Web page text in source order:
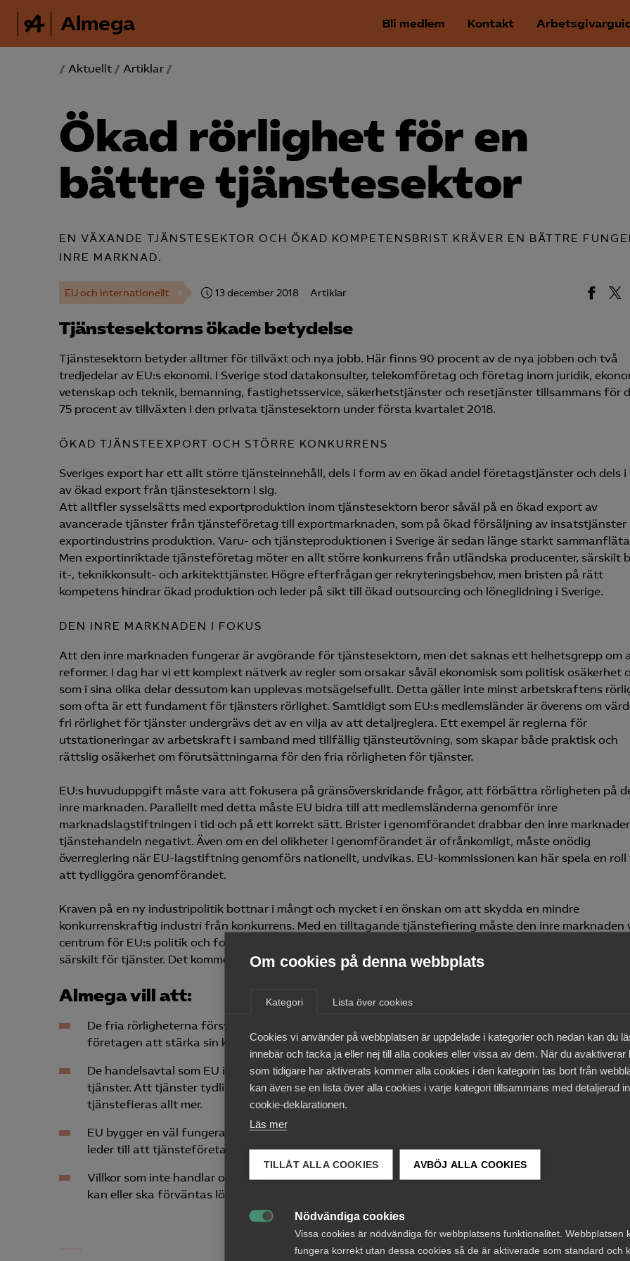
Om cookies på denna webbplats
Kategori Lista över cookies
Cookies vi använder på webbplatsen är uppdelade i kategorier och nedan kan du
innebär och tacka ja eller nej till alla cookies eller vissa av dem. När du avaktiverar
som tidigare har aktiverats kommer alla cookies i den kategorin tas bort från
kan även se en lista över alla cookies i varje kategori tillsammans med detaljerad
cookie-deklarationen.
Läs mer
TILLÅT ALLA COOKIES AVBÖJ ALLA COOKIES
Nödvändiga cookies
Vissa cookies är nödvändiga för webbplatsens funktionalitet. Webbplatsen
fungera korrekt utan dessa cookies så de är aktiverade som standard och
Almega Bli medlem Kontakt
/ Aktuellt / Artiklar /
Ökad rörlighet för en
bättre tjänstesektor
EN VÄXANDE TJÄNSTESEKTOR OCH ÖKAD KOMPETENSBRIST KRÄVER EN BÄTTRE
INRE MARKNAD.
EU och internationellt 13 december 2018 Artiklar
Tjänstesektorns ökade betydelse
Tjänstesektorn betyder alltmer för tillväxt och nya jobb. Här finns 90 procent av de nya jobben och två
tredjedelar av EU:s ekonomi. I Sverige stod datakonsulter, telekom­företag och företag inom juridik,
vetenskap och teknik, bemanning, fastighetsservice, säkerhetstjänster och resetjänster tillsammans för
75 procent av tillväxten i den privata tjänstesektorn under första kvartalet 2018.
ÖKAD TJÄNSTEEXPORT OCH STÖRRE KONKURRENS
Sveriges export har ett allt större tjänsteinnehåll, dels i form av en ökad andel företagstjänster och dels i
av ökad export från tjänstesektorn i sig.
Att alltfler sysselsätts med exportproduktion inom tjänstesektorn beror såväl på en ökad export av
avancerade tjänster från tjänste­företag till exportmarknaden, som på ökad försäljning av insatstjänster
exportindustrins produktion. Varu- och tjänsteproduktionen i Sverige är sedan länge starkt
Men exportinriktade tjänste­företag möter en allt större konkurrens från utländska producenter, särskilt
it-, teknikkonsult- och arkitekttjänster. Högre efterfrågan ger rekryteringsbehov, men bristen på rätt
kompetens hindrar ökad produktion och leder på sikt till ökad outsourcing och löneglidning i Sverige.
DEN INRE MARKNADEN I FOKUS
Att den inre marknaden fungerar är avgörande för tjänstesektorn, men det saknas ett helhetsgrepp om
reformer. I dag har vi ett komplext nätverk av regler som orsakar såväl ekonomisk som politisk o­säkerhet
som i sina olika delar dessutom kan upplevas motsägelsefullt. Detta gäller inte minst arbetskraftens
som ofta är ett fundament för tjänsters rörlighet. Samtidigt som EU:s medlemsländer är överens om
fri rörlighet för tjänster undergrävs det av en vilja av att detaljreglera. Ett exempel är reglerna för
utstationeringar av arbetskraft i samband med tillfällig tjänsteutövning, som skapar både praktisk och
rättslig o­säkerhet om förutsättningarna för den fria rörligheten för tjänster.
EU:s huvuduppgift måste vara att fokusera på gränsöverskridande frågor, att förbättra rörligheten på
inre marknaden. Parallellt med detta måste EU bidra till att medlemsländerna genomför inre
marknadslagstiftningen i tid och på ett korrekt sätt. Brister i genomförandet drabbar den inre
tjänstehandeln negativt. Även om en del olikheter i genomförandet är ofrånkomligt, måste onödig
överreglering när EU-lagstiftning genomförs nationellt, undvikas. EU-kommissionen kan här spela en
att tydliggöra genomförandet.
Kraven på en ny industripolitik bottnar i mångt och mycket i en önskan om att skydda en mindre
konkurrenskraftig industri från konkurrens. Med en tilltagande tjänstefiering måste den inre marknaden
centrum för EU:s politik och fokus borde istället ligga på effektivitet och att riva hinder för fri rörlighet,
särskilt för tjänster. Det kommer att förbättra konkurrenskraften och gagna hela näringslivet.
Almega vill att:
De fria rörligheterna försvaras, både inom och utom EU. Globaliseringen skapar möjligheter för
företagen att stärka sin konkurrenskraft.
De handelsavtal som EU ingår ska göra det enklare att skapa starka globala värdekedjor, och
tjänster. Att tjänster tydligt ingår i handelsavtalen har också stor betydelse för andra branscher,
tjänstefieras allt mer.
EU bygger en väl fungerande inre marknad där det skapas en stark europeisk tjänstemarknad som
leder till att tjänste­företagen kan växa globalt.
Villkor som inte handlar om att underlätta handel och affärer tas bort från handelsavtalen som
kan eller ska förväntas lösa alla problem.